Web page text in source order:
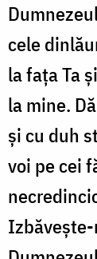
cele
la fața Ta
la mine.
și cu duh
voi pe cei
Izbăvește-